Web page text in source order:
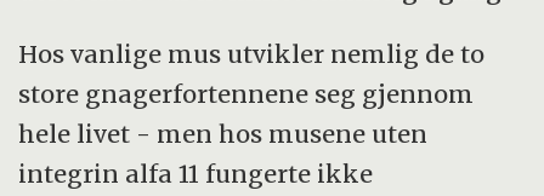
Hos vanlige mus utvikler nemlig de to
store gnagerfortennene seg gjennom
hele livet - men hos musene uten
integrin alfa 11 fungerte ikke